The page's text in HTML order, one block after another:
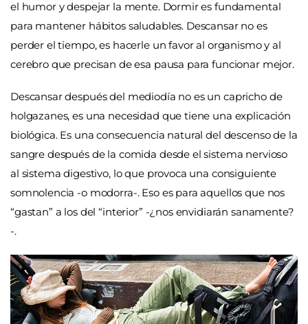
el humor y despejar la mente. Dormir es fundamental
para mantener hábitos saludables. Descansar no es
perder el tiempo, es hacerle un favor al organismo y al
cerebro que precisan de esa pausa para funcionar mejor.
Descansar después del mediodía no es un capricho de
holgazanes, es una necesidad que tiene una explicación
biológica. Es una consecuencia natural del descenso de la
sangre después de la comida desde el sistema nervioso
al sistema digestivo, lo que provoca una consiguiente
somnolencia -o modorra-. Eso es para aquellos que nos
“gastan” a los del “interior” -¿nos envidiarán sanamente?
-.